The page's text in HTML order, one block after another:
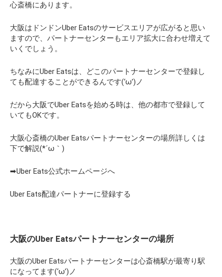
心斎橋にあります。
大阪はドンドンUber Eatsのサービスエリアが広がると思い
ますので、パートナーセンターもエリア拡大に合わせ増えて
いくでしょう。
ちなみにUber Eatsは、どこのパートナーセンターで登録し
ても配達することができるんです(‘ω’)ノ
だから大阪でUber Eatsを始める時は、他の都市で登録して
いてもOKです。
大阪心斎橋のUber Eatsパートナーセンターの場所詳しくは
下で解説(*´ω｀)
➡Uber Eats公式ホームページへ
Uber Eats配達パートナーに登録する
大阪のUber Eatsパートナーセンターの場所
大阪のUber Eatsパートナーセンターは心斎橋駅が最寄り駅
になってます(‘ω’)ノ